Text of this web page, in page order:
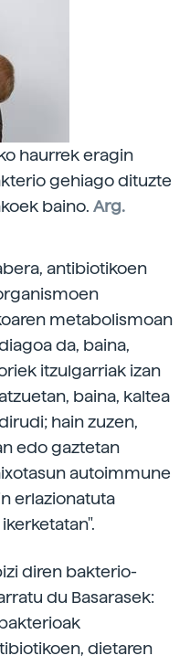
haurrek eragin
gehiago dituzte
baino. Arg.
antibiotikoen
metabolismoan
da, baina,
itzulgarriak izan
baina, kaltea
hain zuzen,
edo gaztetan
autoimmune
erlazionatuta
diren bakterio-
du Basarasek:
dietaren